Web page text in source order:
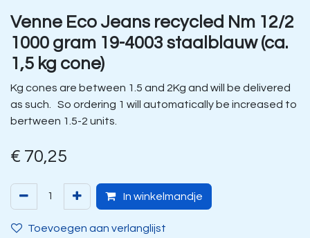
Venne Eco Jeans recycled Nm 12/2
1000 gram 19-4003 staalblauw (ca.
1,5 kg cone)
Kg cones are between 1.5 and 2Kg and will be delivered
as such. So ordering 1 will automatically be increased to
bertween 1.5-2 units.
€ 70,25
In winkelmandje
Toevoegen aan verlanglijst